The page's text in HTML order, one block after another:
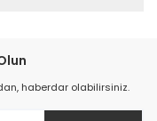
haberdar olabilirsiniz.